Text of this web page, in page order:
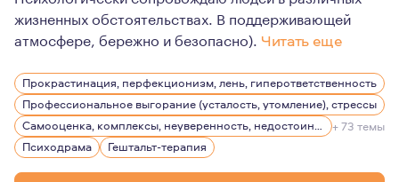
жизненных обстоятельствах. В поддерживающей
атмосфере, бережно и безопасно). Читать еще
В жизни часто возникает необходимость понять
Прокрастинация, перфекционизм, лень, гиперответственность
Профессиональное выгорание (усталость, утомление), стрессы
Самооценка, комплексы, неуверенность, недостоин своей должности или положения в обществе
+ 73 темы
Психодрама
Гештальт-терапия